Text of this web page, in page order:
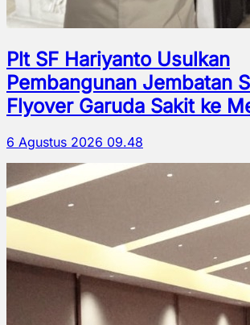
Plt SF Hariyanto Usulkan
Pembangunan Jembatan
Flyover Garuda Sakit ke
6 Agustus 2026 09.48